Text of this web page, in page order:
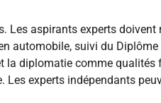
aspirants experts
automobile, suivi du Diplôme
la diplomatie comme
experts indépendants